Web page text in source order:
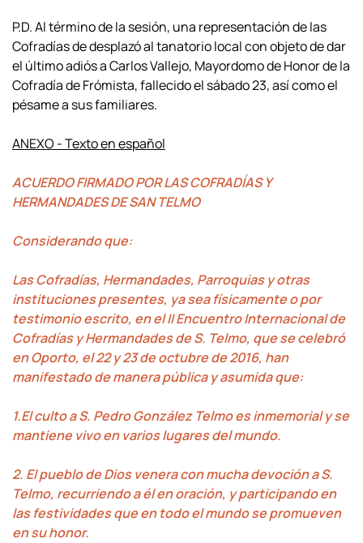
P.D. Al término de la sesión, una representación de las
Cofradías de desplazó al tanatorio local con objeto de dar
el último adiós a Carlos Vallejo, Mayordomo de Honor de la
Cofradía de Frómista, fallecido el sábado 23, así como el
pésame a sus familiares.
ANEXO - Texto en español
ACUERDO FIRMADO POR LAS COFRADÍAS Y
HERMANDADES DE SAN TELMO
Considerando que:
Las Cofradías, Hermandades, Parroquias y otras
instituciones presentes, ya sea físicamente o por
testimonio escrito, en el II Encuentro Internacional de
Cofradías y Hermandades de S. Telmo, que se celebró
en Oporto, el 22 y 23 de octubre de 2016, han
manifestado de manera pública y asumida que:
1.El culto a S. Pedro González Telmo es inmemorial y se
mantiene vivo en varios lugares del mundo.
2. El pueblo de Dios venera con mucha devoción a S.
Telmo, recurriendo a él en oración, y participando en
las festividades que en todo el mundo se promueven
en su honor.